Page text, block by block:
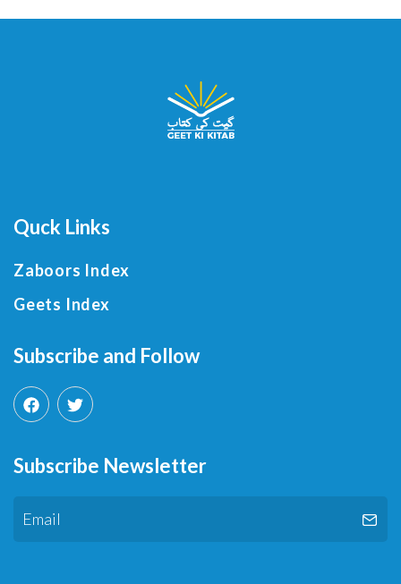
Quck Links
Zaboors Index
Geets Index
Subscribe and Follow
Subscribe Newsletter